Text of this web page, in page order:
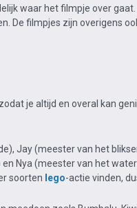
waar het filmpje over gaat.
De filmpjes zijn overigens
je altijd en overal kan
Jay (meester van het
Nya (meester van het
soorten lego-actie vinden,